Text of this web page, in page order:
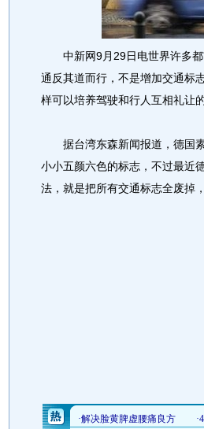
中新网9月29日电世界许多都
通反其道而行，不是增加交通标
样可以培养驾驶和行人互相礼让
据台湾东森新闻报道，德国素
小小五颜六色的标志，不过最近
法，就是把所有交通标志全废掉